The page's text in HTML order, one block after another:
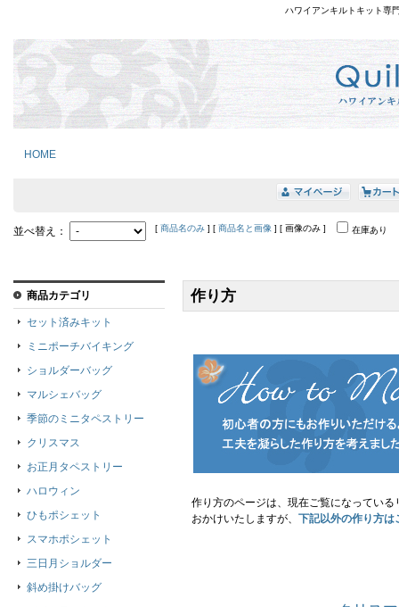
ハワイアンキルトキット専
HOME
並べ替え： [ 商品名のみ ] [ 商品名と画像 ] [ 画像のみ ] 在庫あり
作り方
作り方のページは、現在ご覧になってい
おかけいたしますが、 下記以外の作り方は
商品カテゴリ
セット済みキット
ミニポーチバイキング
ショルダーバッグ
マルシェバッグ
季節のミニタペストリー
クリスマス
お正月タペストリー
ハロウィン
ひもポシェット
スマホポシェット
三日月ショルダー
斜め掛けバッグ